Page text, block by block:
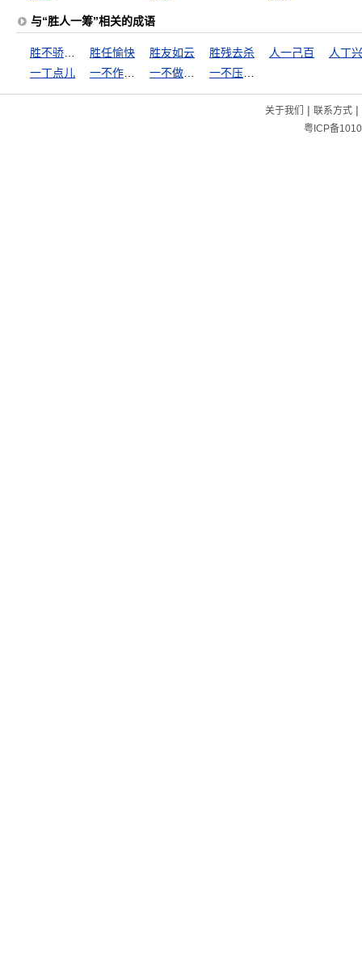
与“胜人一筹”相关的成语
胜任愉快 胜友如云 胜残去杀 人一己百
人丁
一丁点儿
关于我们 | 联系方式|
粤ICP备